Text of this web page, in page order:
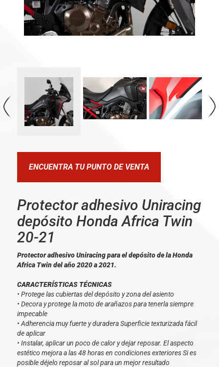
ENCUENTRA TU PUNTO DE VENTA
Protector adhesivo Uniracing
depósito Honda Africa Twin
20-21
Protector adhesivo Uniracing para el depósito de la Honda
Africa Twin del año 2020 a 2021.
CARACTERÍSTICAS TÉCNICAS
• Protege las cubiertas del depósito y zona del asiento
• Decora y protege la moto de arañazos para tenerla siempre
impecable
• Adherencia muy fuerte y duradera Superficie texturizada fácil
de aplicar
• Instalar, aplicar un poco de calor y dejar reposar. El aspecto
estético mejora a las 48 horas en condiciones exteriores Si es
posible déjelo reposar al sol para un mejor resultado